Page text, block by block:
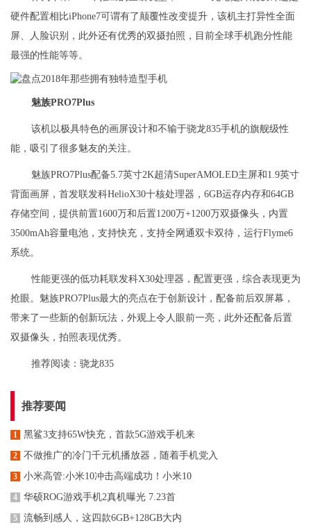
硬件配置相比iPhone7可谓有了颠覆性改变提升，该机主打异性全面
屏、人脸识别，此外还有优秀的双摄拍照，目前全球手机跑分性能
最强的性能等等。
魅族PRO7Plus
该机以极具特色的画屏设计和不输于骁龙835手机的旗舰级性
能，吸引了很多魅友的关注。
魅族PRO7Plus配备5.7英寸2K超清SuperAMOLED主屏和1.9英寸
背面画屏，首发联发科HelioX30十核处理器，6GB运存内存和64GB
存储空间，提供前置1600万和后置1200万+1200万双摄像头，内置
3500mAh容量电池，支持快充，支持全网通双卡双待，运行Flyme6
系统。
性能更强的低功耗联发科X30处理器，配置更强，综合表现更为
抢眼。魅族PRO7Plus最大的亮点在于创新设计，配备前后双屏幕，
带来了一些新的创新玩法，外观上令人眼前一亮，此外还配备后置
双摄像头，拍照表现优秀。
推荐阅读： 骁龙835
推荐要闻
1 黑鲨3支持65W快充，首款5G游戏手机来
2 不做推广的冷门千元机播放器，随着手机党入
3 小米高管:小米10冲击高端成功！小米10
4 华硕ROG游戏手机2真机曝光 7.23首
5 流畅到感人，这四款6GB+128GB大内